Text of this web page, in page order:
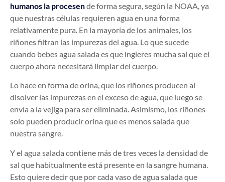
humanos la procesende forma segura, según la NOAA, ya
que nuestras células requieren agua en una forma
relativamente pura. En la mayoría de los animales, los
riñones filtran las impurezas del agua. Lo que sucede
cuando bebes agua salada es que ingieres mucha sal que el
cuerpo ahora necesitará limpiar del cuerpo.
Lo hace en forma de orina, que los riñones producen al
disolver las impurezas en el exceso de agua, que luego se
envía a la vejiga para ser eliminada. Asimismo, los riñones
solo pueden producir orina que es menos salada que
nuestra sangre.
Y el agua salada contiene más de tres veces la densidad de
sal que habitualmente está presente en la sangre humana.
Esto quiere decir que por cada vaso de agua salada que